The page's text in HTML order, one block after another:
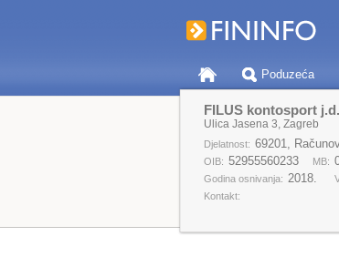
Poduzeća
FILUS kontosport
Ulica Jasena 3, Zagreb
Djelatnost: 69201,
OIB: 52955560233 MB:
Godina osnivanja: 2018.
Kontakt: